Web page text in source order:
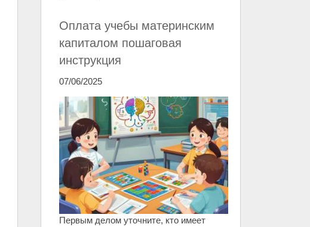
Оплата учебы материнским
капиталом пошаговая
инструкция
07/06/2025
Первым делом уточните, кто имеет